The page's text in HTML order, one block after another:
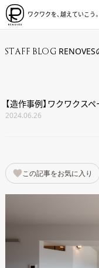
ワクワクを、越えていこう。
STAFF BLOG
【造作事例】ワクワクス
2024.06.26
この記事をお気に入り